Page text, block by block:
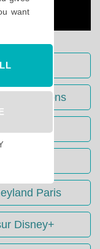
informations
Paris
Disney+
want